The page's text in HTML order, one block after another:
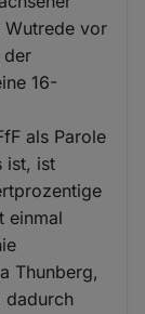
Wutrede vor
der
16-
als Parole
ist, ist
einmal
Thunberg,
dadurch